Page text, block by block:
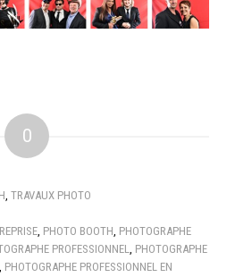
0
, TRAVAUX PHOTO
, PHOTO BOOTH, PHOTOGRAPHE
PROFESSIONNEL, PHOTOGRAPHE
, PHOTOGRAPHE PROFESSIONNEL EN